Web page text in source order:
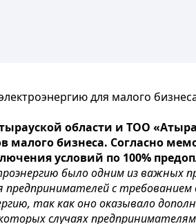
для малого
области и ТОО
малого бизнеса. Согласно
условий по 100%
было одним из важных
с
так как оно оказывало
случаях